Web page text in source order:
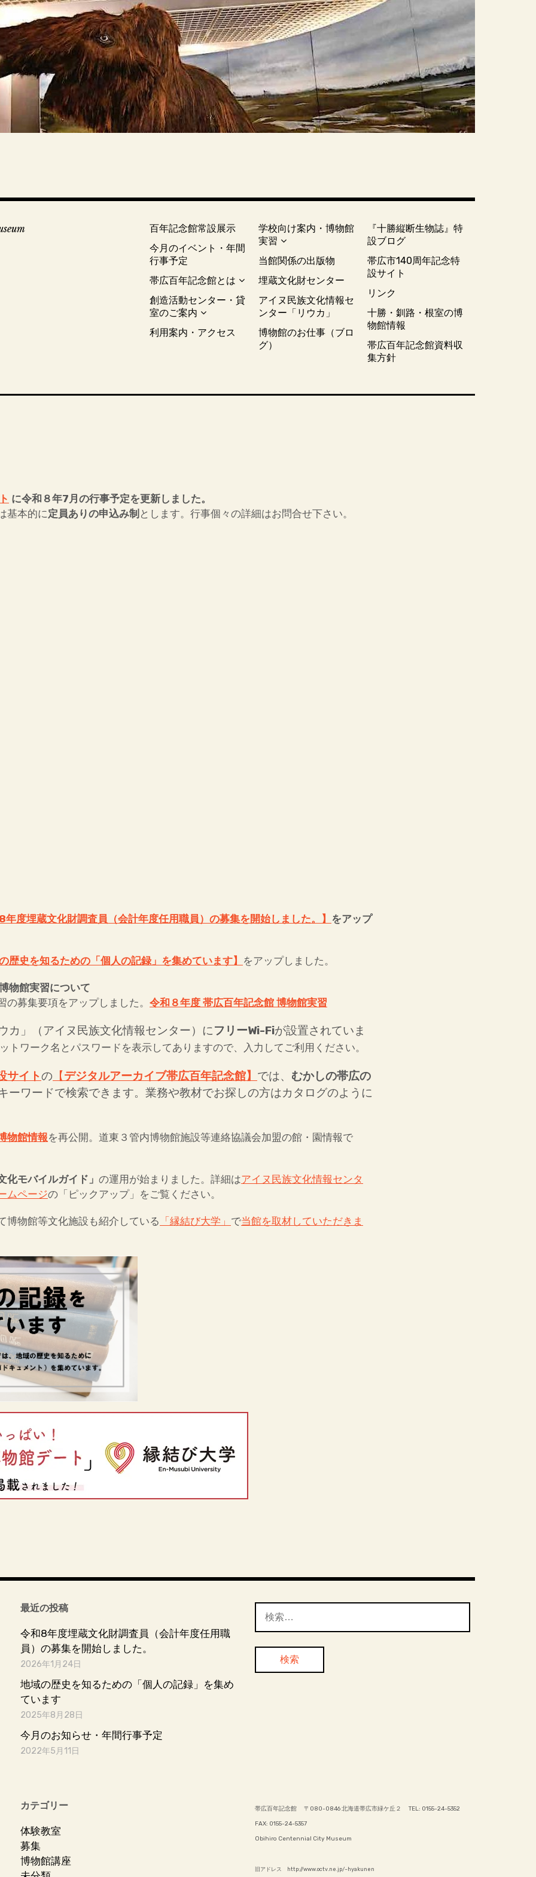
百年記念館常設展示
今月のイベント・年間
行事予定
帯広百年記念館とは
創造活動センター・貸
室のご案内
利用案内・アクセス
学校向け案内・博物館
実習
当館関係の出版物
埋蔵文化財センター
アイヌ民族文化情報セ
ンター「リウカ」
博物館のお仕事（ブロ
グ）
『十勝縦断生物誌』特
設ブログ
帯広市140周年記念特
設サイト
リンク
十勝・釧路・根室の博
物館情報
帯広百年記念館資料収
集方針
に令和８年7月 の行事予定を更新しました。
本的に定員ありの申込み制 とします。行事個々の詳細はお問合せ下さい。
8年度埋蔵文化財調査員（会計年度任用職員）の募集を開始しました。】 をアップ
の歴史を知るための「個人の記録」を集めています】 をアップしました。
物館実習について
募集要項をアップしました。 令和８年度 帯広百年記念館 博物館実習
カ」（アイヌ民族文化情報センター）にフリーWi-Fiが設置されていま
トワーク名とパスワードを表示してありますので、入力してご利用ください。
サイトの 【デジタルアーカイブ帯広百年記念館】 では、 むかしの帯広の
ーワードで検索できます。業務や教材でお探しの方はカタログのように
物館情報を再公開。道東３管内博物館施設等連絡協議会加盟の館・園情報で
化モバイルガイド」 の運用が始まりました。詳細はアイヌ民族文化情報センタ
ムページの「ピックアップ」をご覧ください。
物館等文化施設も紹介している 「縁結び大学」 で当館を取材していただきま
最近の投稿
令和8年度埋蔵文化財調査員（会計年度任用職
員）の募集を開始しました。
2026年1月24日
地域の歴史を知るための「個人の記録」を集め
ています
2025年8月28日
今月のお知らせ・年間行事予定
2022年5月11日
索:
カテゴリー
体験教室
募集
博物館講座
帯広百年記念館 〒080-0846 北海道帯広市緑ケ丘２ TEL: 0155-24-5352
FAX: 0155-24-5357
Obihiro Centennial City Museum
旧アドレス http://www.octv.ne.jp/~hyakunen